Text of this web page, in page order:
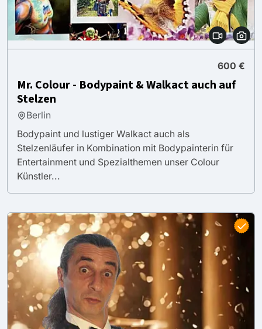
600 €
Mr. Colour - Bodypaint & Walkact auch auf
Stelzen
Berlin
Bodypaint und lustiger Walkact auch als
Stelzenläufer in Kombination mit Bodypainterin für
Entertainment und Spezialthemen unser Colour
Künstler...